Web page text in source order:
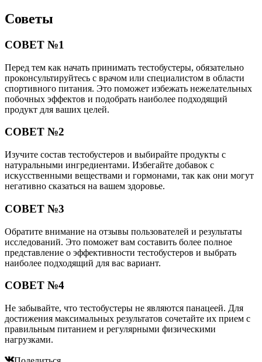
Советы
СОВЕТ №1
Перед тем как начать принимать тестобустеры, обязательно
проконсультируйтесь с врачом или специалистом в области
спортивного питания. Это поможет избежать нежелательных
побочных эффектов и подобрать наиболее подходящий
продукт для ваших целей.
СОВЕТ №2
Изучите состав тестобустеров и выбирайте продукты с
натуральными ингредиентами. Избегайте добавок с
искусственными веществами и гормонами, так как они могут
негативно сказаться на вашем здоровье.
СОВЕТ №3
Обратите внимание на отзывы пользователей и результаты
исследований. Это поможет вам составить более полное
представление о эффективности тестобустеров и выбрать
наиболее подходящий для вас вариант.
СОВЕТ №4
Не забывайте, что тестобустеры не являются панацеей. Для
достижения максимальных результатов сочетайте их прием с
правильным питанием и регулярными физическими
нагрузками.